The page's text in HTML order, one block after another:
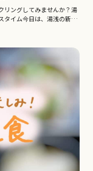
リングしてみませんか？湯
タイム今日は、湯浅の新